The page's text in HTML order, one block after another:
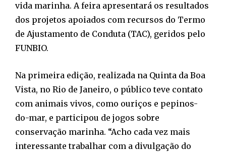
vida marinha. A feira apresentará os resultados
dos projetos apoiados com recursos do Termo
de Ajustamento de Conduta (TAC), geridos pelo
FUNBIO.
Na primeira edição, realizada na Quinta da Boa
Vista, no Rio de Janeiro, o público teve contato
com animais vivos, como ouriços e pepinos-
do-mar, e participou de jogos sobre
conservação marinha. “Acho cada vez mais
interessante trabalhar com a divulgação do